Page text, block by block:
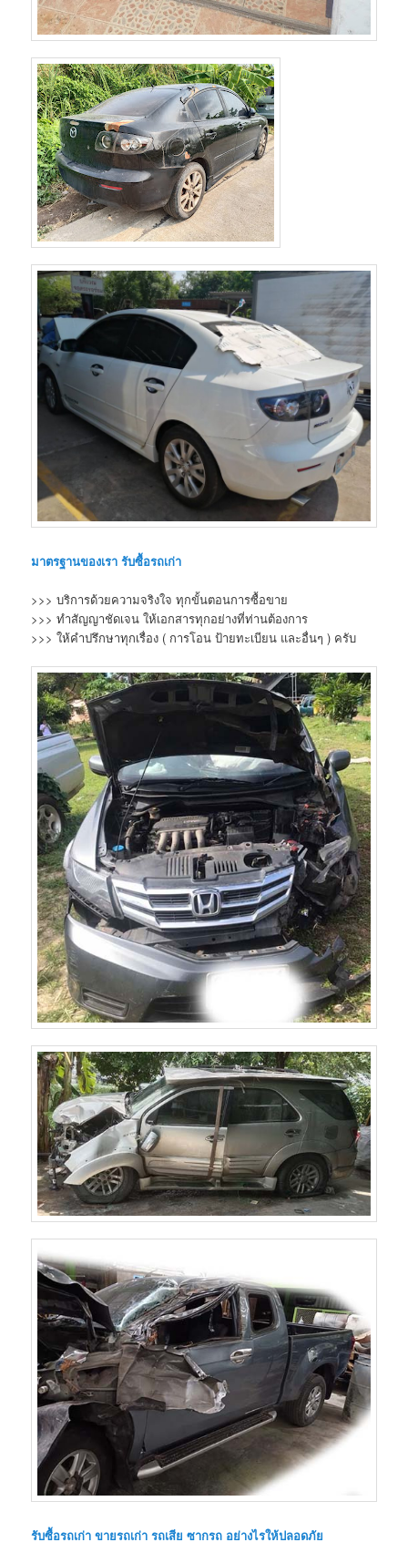
มาตรฐานของเรา รับซื้อรถเก่า
>>> บริการด้วยความจริงใจ ทุกขั้นตอนการซื้อขาย
>>> ทำสัญญาชัดเจน ให้เอกสารทุกอย่างที่ท่านต้องการ
>>> ให้คำปรึกษาทุกเรื่อง ( การโอน ป้ายทะเบียน และอื่นๆ ) ครับ
รับซื้อรถเก่า ขายรถเก่า รถเสีย ซากรถ อย่างไรให้ปลอดภัย